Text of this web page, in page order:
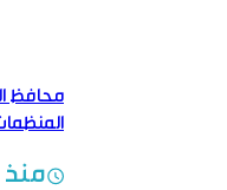
محافظ
المنظمات
منذ